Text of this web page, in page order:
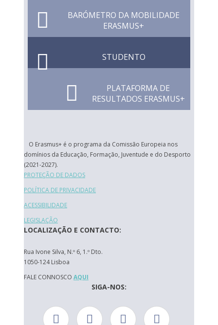
BARÓMETRO DA MOBILIDADE
ERASMUS+
STUDENTO
PLATAFORMA DE
RESULTADOS ERASMUS+
O Erasmus+ é o programa da Comissão Europeia nos
domínios da Educação, Formação, Juventude e do Desporto
(2021-2027).
PROTEÇÃO DE DADOS
POLÍTICA DE PRIVACIDADE
ACESSIBILIDADE
LEGISLAÇÃO
LOCALIZAÇÃO E CONTACTO:
Rua Ivone Silva, N.º 6, 1.º Dto.
1050-124 Lisboa
FALE CONNOSCO AQUI
SIGA-NOS: